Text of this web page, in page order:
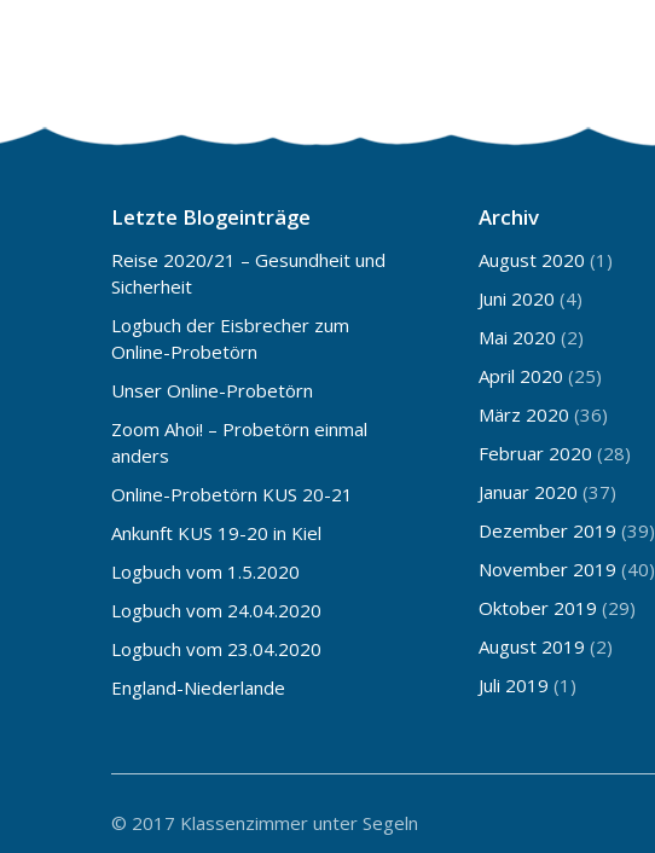
Letzte Blogeinträge
Reise 2020/21 – Gesundheit und
Sicherheit
Logbuch der Eisbrecher zum
Online-Probetörn
Unser Online-Probetörn
Zoom Ahoi! – Probetörn einmal
anders
Online-Probetörn KUS 20-21
Ankunft KUS 19-20 in Kiel
Logbuch vom 1.5.2020
Logbuch vom 24.04.2020
Logbuch vom 23.04.2020
England-Niederlande
Archiv
August 2020 (1)
Juni 2020 (4)
Mai 2020 (2)
April 2020 (25)
März 2020 (36)
Februar 2020 (28)
Januar 2020 (37)
Dezember 2019 (39)
November 2019 (40)
Oktober 2019 (29)
August 2019 (2)
Juli 2019 (1)
© 2017 Klassenzimmer unter Segeln